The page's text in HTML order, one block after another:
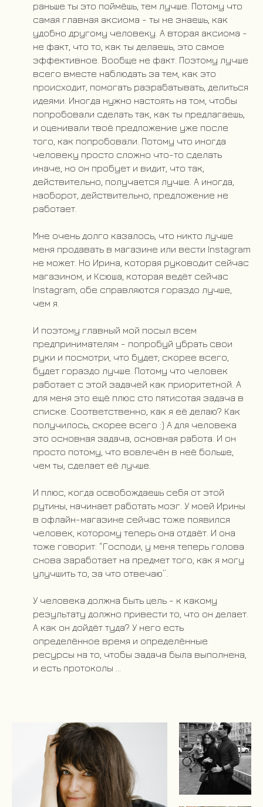
раньше ты это поймёшь, тем лучше. Потому что
самая главная аксиома - ты не знаешь, как
удобно другому человеку. А вторая аксиома -
не факт, что то, как ты делаешь, это самое
эффективное. Вообще не факт. Поэтому лучше
всего вместе наблюдать за тем, как это
происходит, помогать разрабатывать, делиться
идеями. Иногда нужно настоять на том, чтобы
попробовали сделать так, как ты предлагаешь,
и оценивали твоё предложение уже после
того, как попробовали. Потому что иногда
человеку просто сложно что-то сделать
иначе, но он пробует и видит, что так,
действительно, получается лучше. А иногда,
наоборот, действительно, предложение не
работает.
Мне очень долго казалось, что никто лучше
меня продавать в магазине или вести Instagram
не может. Но Ирина, которая руководит сейчас
магазином, и Ксюша, которая ведёт сейчас
Instagram, обе справляются гораздо лучше,
чем я.
И поэтому главный мой посыл всем
предпринимателям - попробуй убрать свои
руки и посмотри, что будет; скорее всего,
будет гораздо лучше. Потому что человек
работает с этой задачей как приоритетной. А
для меня это ещё плюс сто пятисотая задача в
списке. Соответственно, как я её делаю? Как
получилось, скорее всего :) А для человека
это основная задача, основная работа. И он
просто потому, что вовлечён в неё больше,
чем ты, сделает её лучше.
И плюс, когда освобождаешь себя от этой
рутины, начинает работать мозг. У моей Ирины
в офлайн-магазине сейчас тоже появился
человек, которому теперь она отдаёт. И она
тоже говорит: “Господи, у меня теперь голова
снова заработает на предмет того, как я могу
улучшить то, за что отвечаю”.
У человека должна быть цель - к какому
результату должно привести то, что он делает.
А как он дойдёт туда? У него есть
определённое время и определённые
ресурсы на то, чтобы задача была выполнена,
и есть протоколы ...